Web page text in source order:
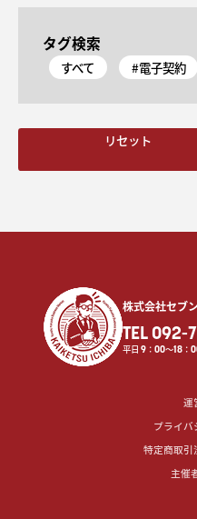
タグ検索
すべて #電子契約
リセット
株式会社セブ
TEL 092-
平日9 ：00〜18 ：
運
プライバ
特定商取引
主催